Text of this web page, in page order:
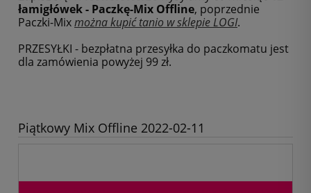
łamigłówek - Paczkę-Mix Offline, poprzednie
Paczki-Mixmożna kupić tanio w sklepie LOGI.
PRZESYŁKI - bezpłatna przesyłka do paczkomatu jest
dla zamówienia powyżej 99 zł.
Piątkowy Mix Offline 2022-02-11